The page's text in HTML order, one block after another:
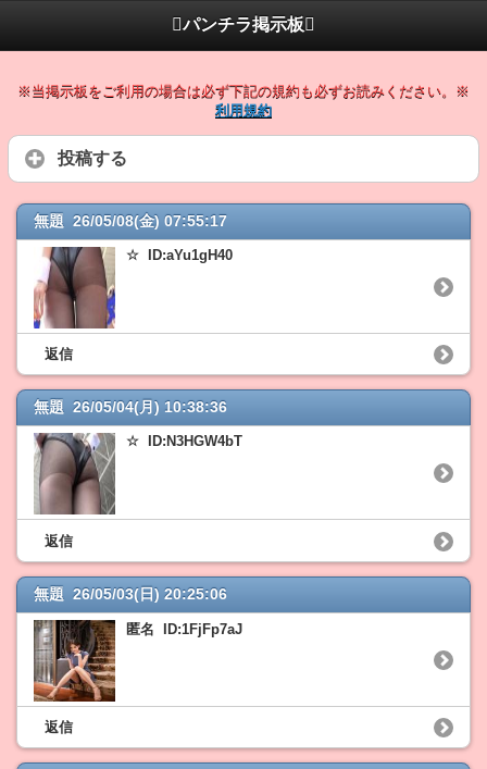
パンチラ掲示板
※当掲示板をご利用の場合は必ず下記の規約も必ずお読みください。※
利用規約
投稿する
無題 26/05/08(金) 07:55:17
☆ ID:aYu1gH40
返信
無題 26/05/04(月) 10:38:36
☆ ID:N3HGW4bT
返信
無題 26/05/03(日) 20:25:06
匿名 ID:1FjFp7aJ
返信